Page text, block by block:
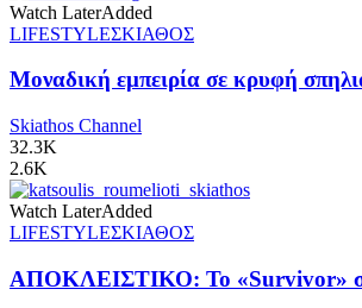
Watch LaterAdded
LIFESTYLEΣΚΙΑΘΟΣ
Μοναδική εμπειρία σε κρυφή
Skiathos Channel
32.3K
2.6K
Watch LaterAdded
LIFESTYLEΣΚΙΑΘΟΣ
ΑΠΟΚΛΕΙΣΤΙΚΟ: Το «Survivor» σε